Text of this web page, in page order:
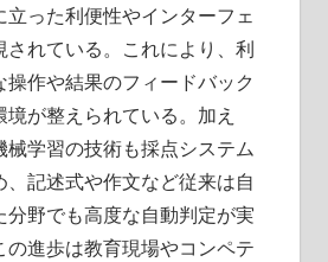
った利便性やインターフェ
されている。これにより、利
作や結果のフィードバック
が整えられている。加え
械学習の技術も採点システム
、記述式や作文など従来は自
分野でも高度な自動判定が実
の進歩は教育現場やコンペテ